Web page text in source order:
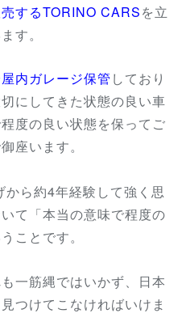
するTORINO CARSを立
す。
内ガレージ保管 しており
にしてきた状態の良い車
度の良い状態を保ってご
座います。
ら約4年経験して強く思
て「本当の意味で程度の
ことです。
一筋縄ではいかず、日本
つけてこなければいけま